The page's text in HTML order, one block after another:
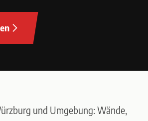
und Umgebung: Wände,